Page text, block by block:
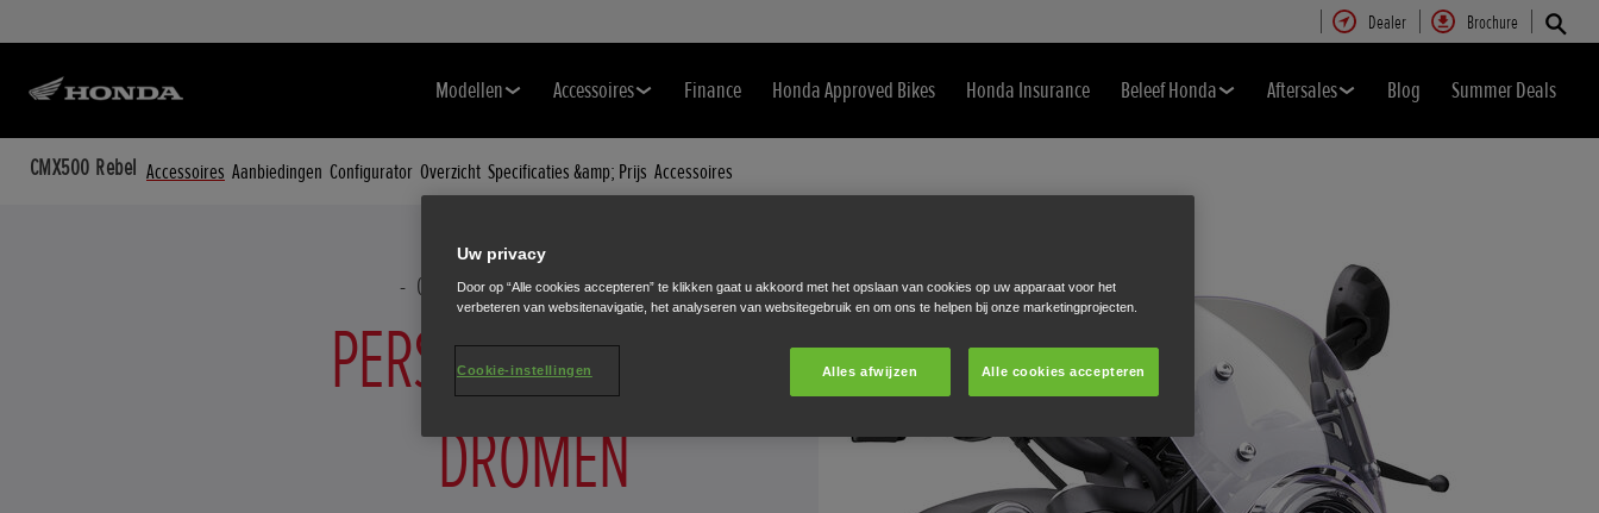
Dealer Brochure
Modellen Accessoires Finance Honda Approved Bikes Honda Insurance Beleef Honda Aftersales Blog Summer Deals
CMX500 Rebel Accessoires Aanbiedingen Configurator Overzicht Specificaties &amp; Prijs Accessoires
CMX500 Rebel accessoires
PERSONALISEER JE
DROMEN
Uw privacy
Door op “Alle cookies accepteren” te klikken gaat u akkoord met het opslaan van cookies op uw apparaat voor het
verbeteren van websitenavigatie, het analyseren van websitegebruik en om ons te helpen bij onze marketingprojecten.
Alles afwijzen Alle cookies accepteren
Cookie-instellingen